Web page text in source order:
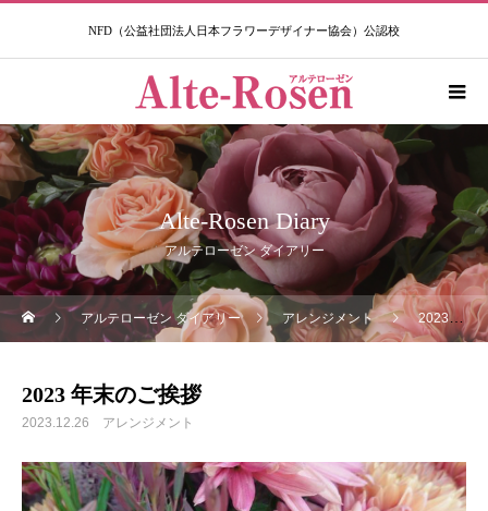
NFD（公益社団法人日本フラワーデザイナー協会）公認校​
Alte-Rosen Diary
アルテローゼン ダイアリー
アルテローゼン ダイアリー アレンジメント 2023 年末のご挨拶
2023 年末のご挨拶
2023.12.26 アレンジメント